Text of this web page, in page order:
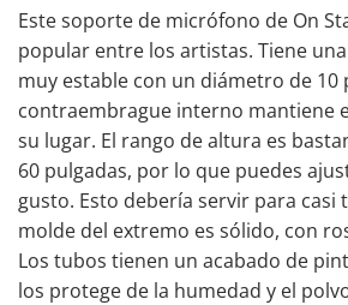
Este soporte de micrófono de On
popular entre los artistas. Tiene
muy estable con un diámetro de 10
contraembrague interno mantiene
su lugar. El rango de altura es
60 pulgadas, por lo que puedes
gusto. Esto debería servir para casi
molde del extremo es sólido, con
Los tubos tienen un acabado de
los protege de la humedad y el